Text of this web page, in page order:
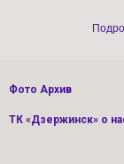
Фото Архив
ТК «Дзержинск» о